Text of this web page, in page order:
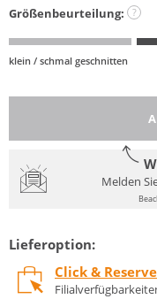
Größenbeurteilung: ?
klein / schmal geschnitten
Melden
Lieferoption:
Click & Reserve